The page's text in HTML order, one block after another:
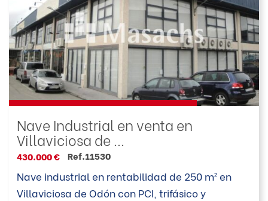
Nave Industrial en venta en
Villaviciosa de ...
Ref.11530
430.000 €
Nave industrial en rentabilidad de 250 m² en
Villaviciosa de Odón con PCI, trifásico y